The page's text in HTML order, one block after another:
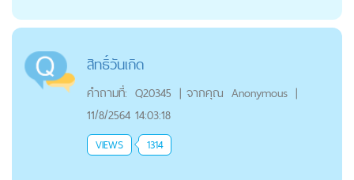
สิทธิ์วันเกิด
คำถามที่: Q20345 | จากคุณ Anonymous |
11/8/2564 14:03:18
VIEWS 1314